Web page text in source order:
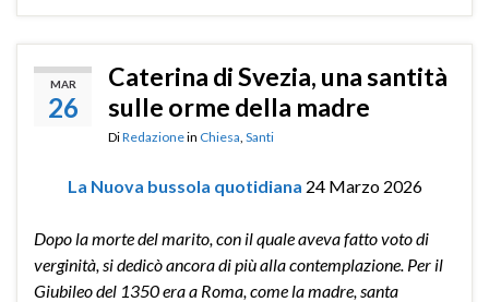
MAR
26
Caterina di Svezia, una santità
sulle orme della madre
DiRedazionein Chiesa Santi
La Nuova bussola quotidiana 24 Marzo 2026
Dopo la morte del marito, con il quale aveva fatto voto di
verginità, si dedicò ancora di più alla contemplazione. Per il
Giubileo del 1350 era a Roma, come la madre, santa